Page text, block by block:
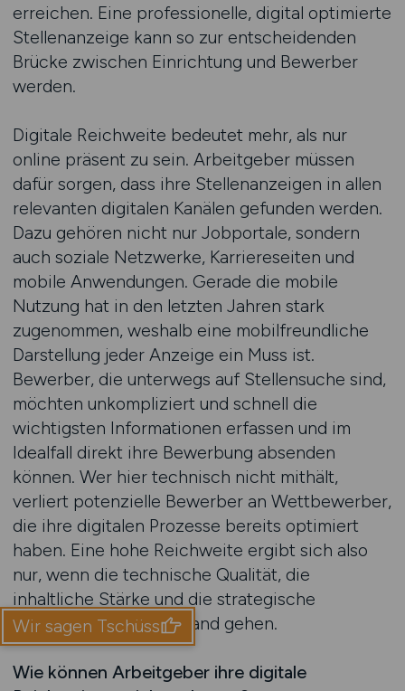
erreichen. Eine professionelle, digital optimierte
Stellenanzeige kann so zur entscheidenden
Brücke zwischen Einrichtung und Bewerber
werden.
Digitale Reichweite bedeutet mehr, als nur
online präsent zu sein. Arbeitgeber müssen
dafür sorgen, dass ihre Stellenanzeigen in allen
relevanten digitalen Kanälen gefunden werden.
Dazu gehören nicht nur Jobportale, sondern
auch soziale Netzwerke, Karriereseiten und
mobile Anwendungen. Gerade die mobile
Nutzung hat in den letzten Jahren stark
zugenommen, weshalb eine mobilfreundliche
Darstellung jeder Anzeige ein Muss ist.
Bewerber, die unterwegs auf Stellensuche sind,
möchten unkompliziert und schnell die
wichtigsten Informationen erfassen und im
Idealfall direkt ihre Bewerbung absenden
können. Wer hier technisch nicht mithält,
verliert potenzielle Bewerber an Wettbewerber,
die ihre digitalen Prozesse bereits optimiert
haben. Eine hohe Reichweite ergibt sich also
nur, wenn die technische Qualität, die
inhaltliche Stärke und die strategische
Verbreitung Hand in Hand gehen.
Wie können Arbeitgeber ihre digitale
Wir sagen Tschüss